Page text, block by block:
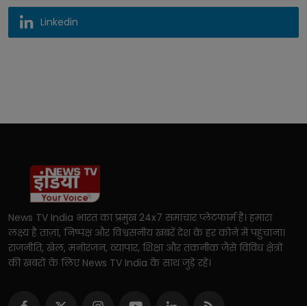
Linkedin
News TV India भारत का प्रमुख 24x7 समाचार प्लेटफार्म है। हमारा
लक्ष्य है ताज़ा, निष्पक्ष और विश्वसनीय खबरें देश के हर कोने में पहुंचाना।
राजनीति, खेल, मनोरंजन, व्यापार, शिक्षा और तकनीक जैसे विविध क्षेत्रों
की खबरों के लिए News TV India के साथ जुड़े रहें।